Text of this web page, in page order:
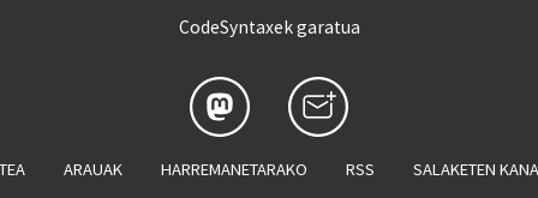
CodeSyntaxek garatua
ARAUAK HARREMANETARAKO RSS SALAKETEN